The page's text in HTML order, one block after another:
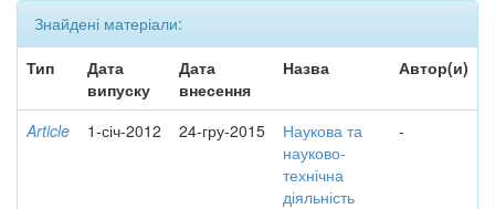
Знайдені матеріали:
Тип
Дата
випуску
Дата
внесення
Назва Автор(и)
Article 1-січ-2012 24-гру-2015
Наукова та
науково-
технічна
діяльність
-